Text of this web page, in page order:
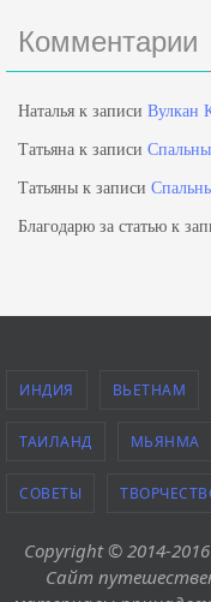
Комментарии
Наталья к записи Вулкан
Татьяна к записи
Татьяны к записи
Благодарю за статью к
ИНДИЯ ВЬЕТНАМ
ТАИЛАНД МЬЯНМА
СОВЕТЫ
Copyright © 2014-
Сайт